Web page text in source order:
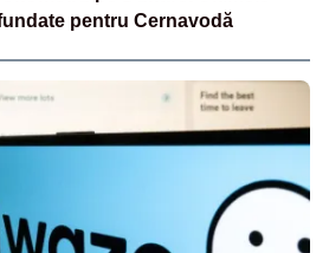
pentru Cernavodă